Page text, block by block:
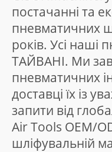
постачанні та
пневматичних
років. Усі наші
ТАЙВАНІ. Ми
пневматичних
доставці їх із
запити від
Air Tools OEM/
шліфувальній